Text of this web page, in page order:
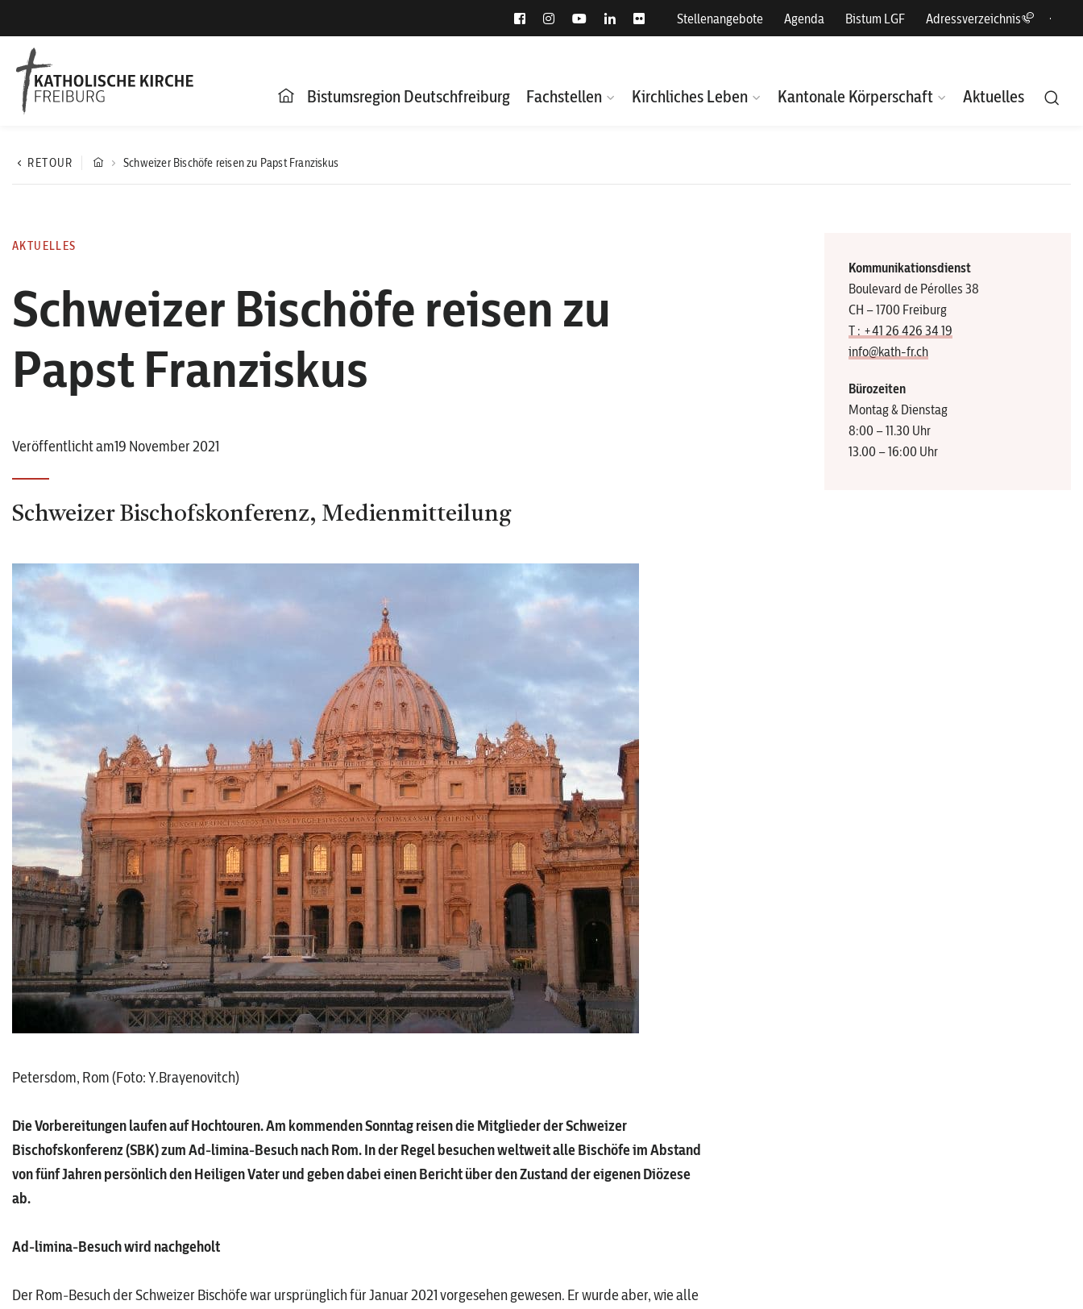
Stellenangebote Agenda Bistum LGF Adressverzeichnis
Bistumsregion Deutschfreiburg Fachstellen Kirchliches Leben Kantonale Körperschaft Aktuelles
RETOUR Schweizer Bischöfe reisen zu Papst Franziskus
AKTUELLES
Schweizer Bischöfe reisen zu
Papst Franziskus
Veröffentlicht am19 November 2021
Schweizer Bischofskonferenz, Medienmitteilung
Petersdom, Rom (Foto: Y.Brayenovitch)
Die Vorbereitungen laufen auf Hochtouren. Am kommenden Sonntag reisen die Mitglieder der Schweizer
Bischofskonferenz (SBK) zum Ad‑limina‑Besuch nach Rom. In der Regel besuchen weltweit alle Bischöfe im Abstand
von fünf Jahren persönlich den Heiligen Vater und geben dabei einen Bericht über den Zustand der eigenen Diözese
ab.
Ad‑limina‑Besuch wird nachgeholt
Der Rom‑Besuch der Schweizer Bischöfe war ursprünglich für Januar 2021 vorgesehen gewesen. Er wurde aber, wie alle
Kommunikationsdienst
Boulevard de Pérolles 38
CH – 1700 Freiburg
T : +41 26 426 34 19
info@kath-fr.ch
Bürozeiten
Montag & Dienstag
8:00 – 11.30 Uhr
13.00 – 16:00 Uhr